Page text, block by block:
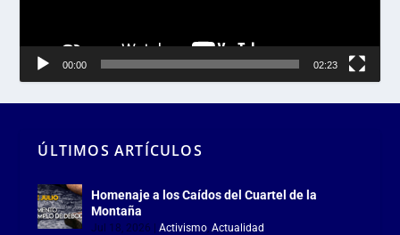
00:00 02:23
ÚLTIMOS ARTÍCULOS
Homenaje a los Caídos del Cuartel de la
Montaña
Jul 18, 2026 |Activismo ,Actualidad